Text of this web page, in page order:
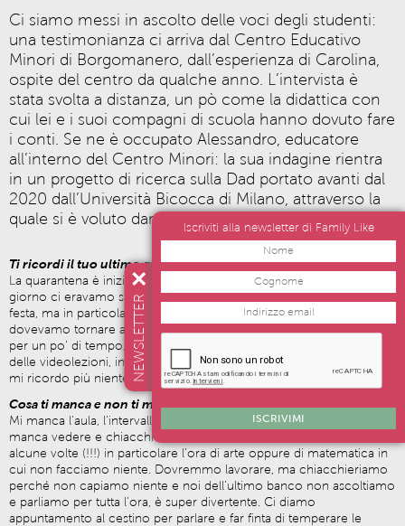
Ci siamo messi in ascolto delle voci degli studenti:
una testimonianza ci arriva dal Centro Educativo
Minori di Borgomanero, dall’esperienza di Carolina,
ospite del centro da qualche anno. L’intervista è
stata svolta a distanza, un pò come la didattica con
cui lei e i suoi compagni di scuola hanno dovuto fare
i conti. Se ne è occupato Alessandro, educatore
all’interno del Centro Minori: la sua indagine rientra
in un progetto di ricerca sulla Dad portato avanti dal
2020 dall’Università Bicocca di Milano, attraverso la
quale si è voluto dar voce all’esperienza dei minori.
Ti ricordi il tuo ultimo giorno di scuola? Cosa ricordi?
La quarantena è iniziata dopo le vacanze di carnevale; l’ultimo
giorno ci eravamo salutati con un arrivederci dopo i tre giorni di
festa, ma in particolare non ricordo niente di più. Il giorno in cui
dovevamo tornare a scuola ci hanno detto che avrebbero chiuso
per un po’ di tempo, da lì non ci siamo più visti. Ci hanno avvisato
delle videolezioni, informati tramite tg e la prof tramite gruppi. Non
mi ricordo più niente.
Cosa ti manca e non ti manca della scuola?
Mi manca l’aula, l’intervallo, i compagni, anche i professori. Mi
manca vedere e chiacchierare con i bidelli, fare anche lezione
alcune volte (!!!) in particolare l’ora di arte oppure di matematica in
cui non facciamo niente. Dovremmo lavorare, ma chiacchieriamo
perché non capiamo niente e noi dell’ultimo banco non ascoltiamo
e parliamo per tutta l’ora, è super divertente. Ci diamo
appuntamento al cestino per parlare e far finta di temperare le
NEWSLETTER
Iscriviti alla newsletter di Family Like
ISCRIVIMI